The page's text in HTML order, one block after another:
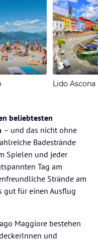
3
Lido Ascona
beliebtesten
– und das nicht ohne
Badestrände
Spielen und jeder
Tag am
Strände am
gut für einen Ausflug
Maggiore bestehen
und